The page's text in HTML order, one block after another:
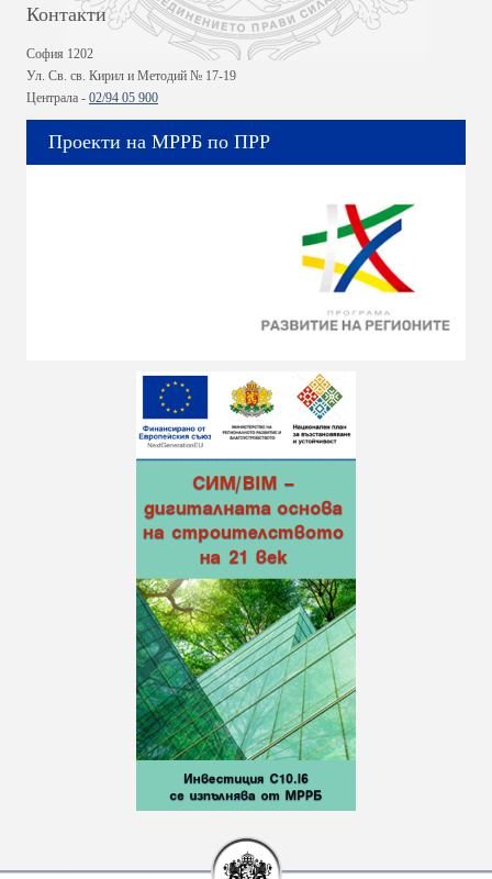
Контакти
София 1202
Ул. Св. св. Кирил и Методий № 17-19
Централа - 02/94 05 900
Проекти на МРРБ по ПРР